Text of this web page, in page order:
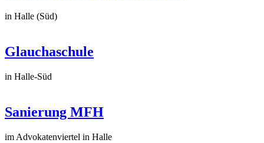
in Halle (Süd)
Glauchaschule
in Halle-Süd
Sanierung MFH
im Advokatenviertel in Halle